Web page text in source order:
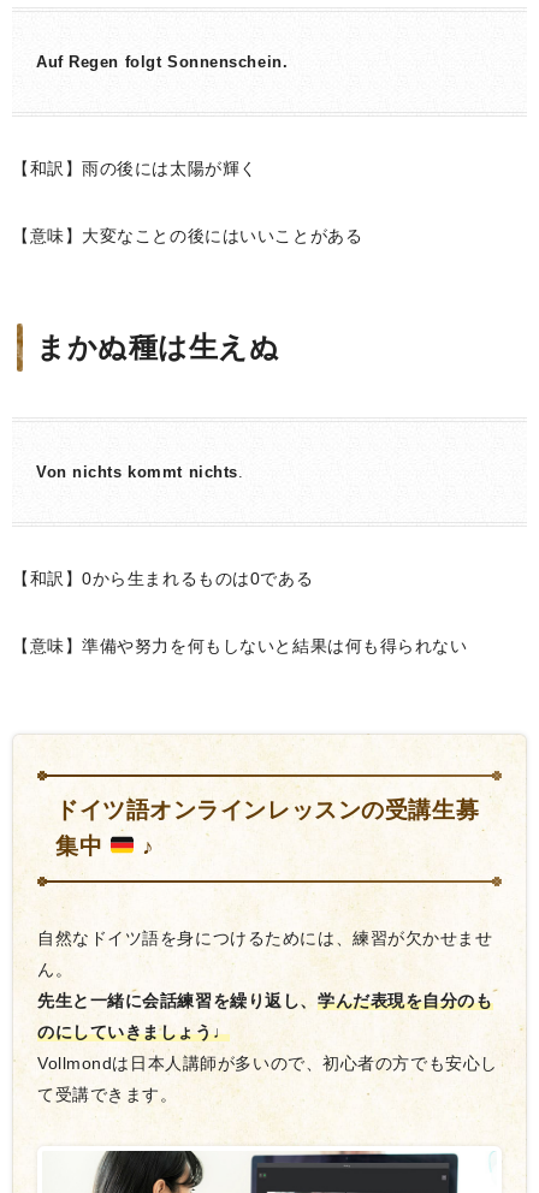
Auf Regen folgt Sonnenschein.
【和訳】雨の後には太陽が輝く
【意味】大変なことの後にはいいことがある
まかぬ種は生えぬ
Von nichts kommt nichts.
【和訳】0から生まれるものは0である
【意味】準備や努力を何もしないと結果は何も得られない
ドイツ語オンラインレッスンの受講生募
集中
♪
自然なドイツ語を身につけるためには、練習が欠かせませ
ん。
先生と一緒に会話練習を繰り返し、 学んだ表現を自分のも
のにしていきましょう♩
Vollmondは日本人講師が多いので、初心者の方でも安心し
て受講できます。